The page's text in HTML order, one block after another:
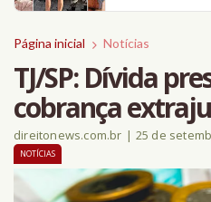
Página inicial Notícias
TJ/SP: Dívida
cobrança
direitonews.com.br | 25 de
NOTÍCIAS